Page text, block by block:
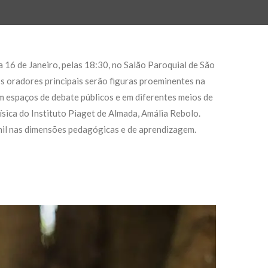
de Janeiro, pelas 18:30, no Salão Paroquial de São
oradores principais serão figuras proeminentes na
de debate públicos e em diferentes meios de
do Instituto Piaget de Almada, Amália Rebolo.
dimensões pedagógicas e de aprendizagem.